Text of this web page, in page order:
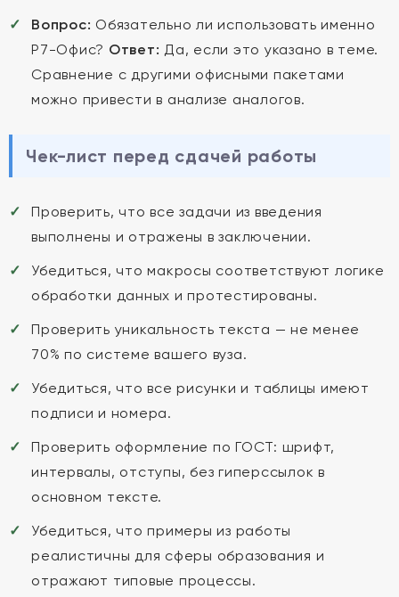
Вопрос: Обязательно ли использовать именно
Р7-Офис? Ответ: Да, если это указано в теме.
Сравнение с другими офисными пакетами
можно привести в анализе аналогов.
Чек-лист перед сдачей работы
Проверить, что все задачи из введения
выполнены и отражены в заключении.
Убедиться, что макросы соответствуют логике
обработки данных и протестированы.
Проверить уникальность текста — не менее
70% по системе вашего вуза.
Убедиться, что все рисунки и таблицы имеют
подписи и номера.
Проверить оформление по ГОСТ: шрифт,
интервалы, отступы, без гиперссылок в
основном тексте.
Убедиться, что примеры из работы
реалистичны для сферы образования и
отражают типовые процессы.